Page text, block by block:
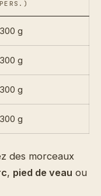
PERS.)
300 g
300 g
300 g
300 g
des morceaux
, pied de veau ou